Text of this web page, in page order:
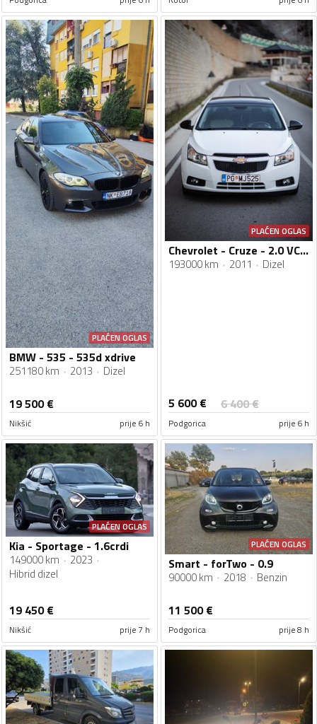
PLAĆEN OGLAS
BMW - 535 - 535d xdrive
251180 km 2013 Dizel
19 500€
Nikšić prije 6 h
PLAĆEN OGLAS
Chevrolet - Cruze - 2.0 VCDI
193000 km 2011 Dizel
5 600€ 6 400€
Podgorica prije 6 h
PLAĆEN OGLAS
Kia - Sportage - 1.6crdi
149000 km
2023
Hibrid dizel
19 450€
Nikšić prije 7 h
PLAĆEN OGLAS
Smart - forTwo - 0.9
90000 km 2018 Benzin
11 500€
Podgorica prije 8 h